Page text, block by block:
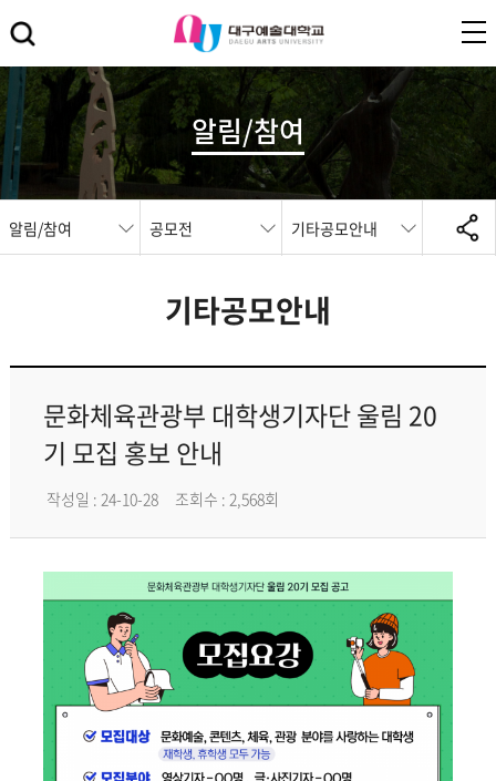
알림/참여
알림/참여 공모전 기타공모안내
기타공모안내
문화체육관광부 대학생기자단 울림 20
기 모집 홍보 안내
작성일 : 24-10-28 조회수 : 2,568회